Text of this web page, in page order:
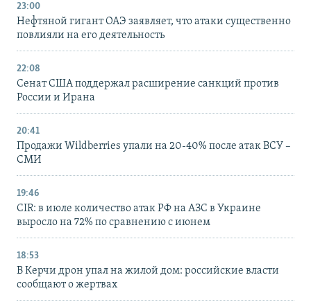
23:00
Нефтяной гигант ОАЭ заявляет, что атаки существенно
повлияли на его деятельность
22:08
Сенат США поддержал расширение санкций против
России и Ирана
20:41
Продажи Wildberries упали на 20-40% после атак ВСУ –
СМИ
19:46
CIR: в июле количество атак РФ на АЗС в Украине
выросло на 72% по сравнению с июнем
18:53
В Керчи дрон упал на жилой дом: российские власти
сообщают о жертвах